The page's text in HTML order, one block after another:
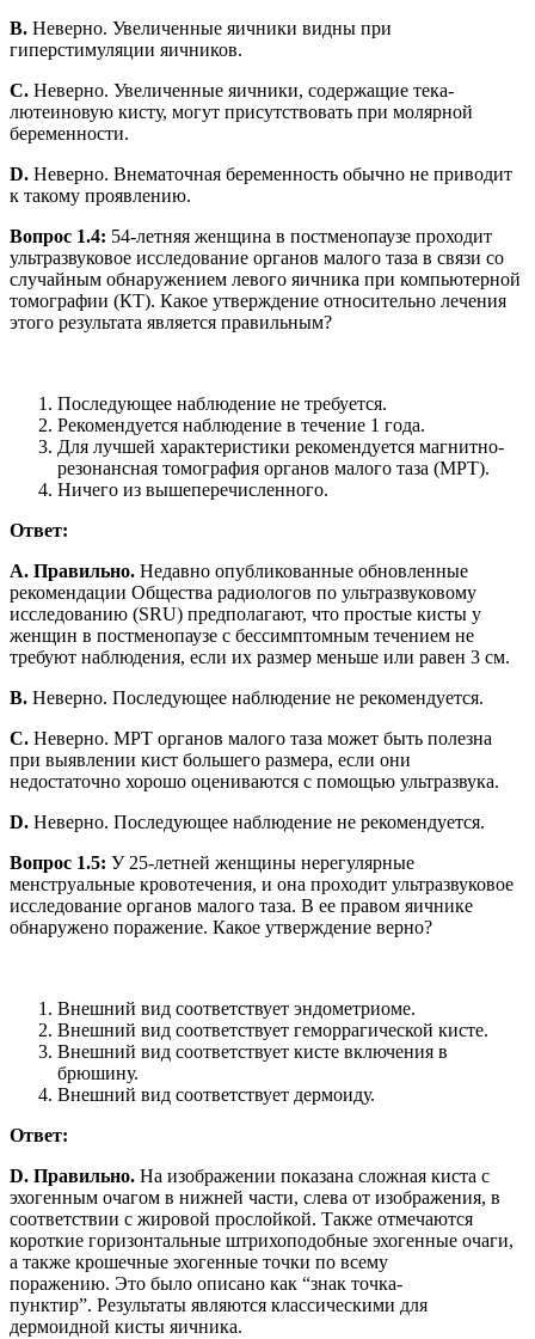
B. Неверно. Увеличенные яичники видны при
гиперстимуляции яичников.
C. Неверно. Увеличенные яичники, содержащие тека-
лютеиновую кисту, могут присутствовать при молярной
беременности.
D. Неверно. Внематочная беременность обычно не приводит
к такому проявлению.
Вопрос 1.4: 54-летняя женщина в постменопаузе проходит
ультразвуковое исследование органов малого таза в связи со
случайным обнаружением левого яичника при компьютерной
томографии (КТ). Какое утверждение относительно лечения
этого результата является правильным?
Последующее наблюдение не требуется.
Рекомендуется наблюдение в течение 1 года.
Для лучшей характеристики рекомендуется магнитно-
резонансная томография органов малого таза (МРТ).
Ничего из вышеперечисленного.
Ответ:
A. Правильно. Недавно опубликованные обновленные
рекомендации Общества радиологов по ультразвуковому
исследованию (SRU) предполагают, что простые кисты у
женщин в постменопаузе с бессимптомным течением не
требуют наблюдения, если их размер меньше или равен 3 см.
B. Неверно. Последующее наблюдение не рекомендуется.
C. Неверно. МРТ органов малого таза может быть полезна
при выявлении кист большего размера, если они
недостаточно хорошо оцениваются с помощью ультразвука.
D. Неверно. Последующее наблюдение не рекомендуется.
Вопрос 1.5: У 25-летней женщины нерегулярные
менструальные кровотечения, и она проходит ультразвуковое
исследование органов малого таза. В ее правом яичнике
обнаружено поражение. Какое утверждение верно?
Внешний вид соответствует эндометриоме.
Внешний вид соответствует геморрагической кисте.
Внешний вид соответствует кисте включения в
брюшину.
Внешний вид соответствует дермоиду.
Ответ:
D. Правильно. На изображении показана сложная киста с
эхогенным очагом в нижней части, слева от изображения, в
соответствии с жировой прослойкой. Также отмечаются
короткие горизонтальные штрихоподобные эхогенные очаги,
а также крошечные эхогенные точки по всему
поражению. Это было описано как “знак точка-
пунктир”. Результаты являются классическими для
дермоидной кисты яичника.